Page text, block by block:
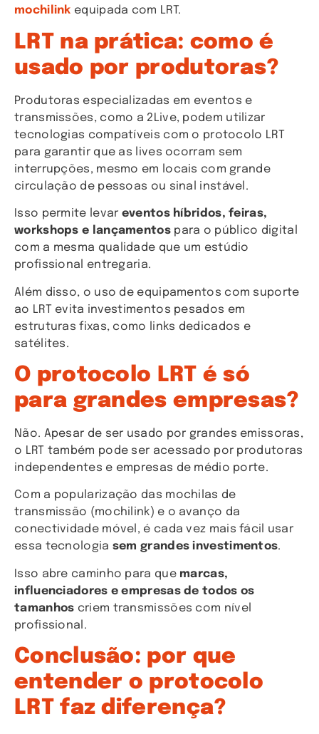
mochilink equipada com LRT.
LRT na prática: como é
usado por produtoras?
Produtoras especializadas em eventos e
transmissões, como a 2Live, podem utilizar
tecnologias compatíveis com o protocolo LRT
para garantir que as lives ocorram sem
interrupções, mesmo em locais com grande
circulação de pessoas ou sinal instável.
Isso permite levar eventos híbridos, feiras,
workshops e lançamentospara o público digital
com a mesma qualidade que um estúdio
profissional entregaria.
Além disso, o uso de equipamentos com suporte
ao LRT evita investimentos pesados em
estruturas fixas, como links dedicados e
satélites.
O protocolo LRT é só
para grandes empresas?
Não. Apesar de ser usado por grandes emissoras,
o LRT também pode ser acessado por produtoras
independentes e empresas de médio porte.
Com a popularização das mochilas de
transmissão (mochilink) e o avanço da
conectividade móvel, é cada vez mais fácil usar
essa tecnologia sem grandes investimentos.
Isso abre caminho para que marcas,
influenciadores e empresas de todos os
tamanhos criem transmissões com nível
profissional.
Conclusão: por que
entender o protocolo
LRT faz diferença?